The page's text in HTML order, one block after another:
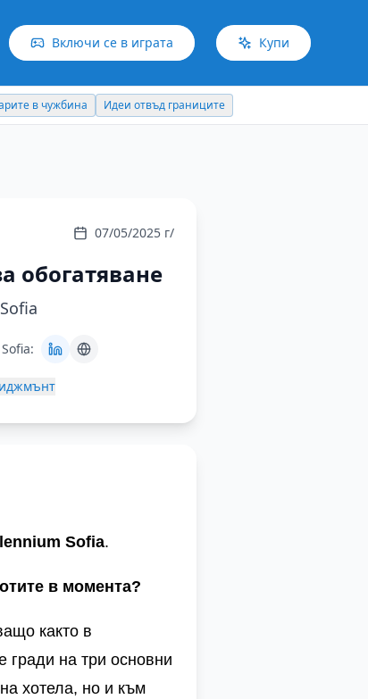
Включи се в играта Купи
в чужбина Идеи отвъд границите
07/05/2025 г/
обогатяване
Sofia.
в момента?
както в
гради на три основни
хотела, но и към